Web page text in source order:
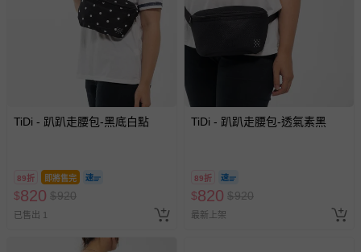
TiDi - 趴趴走腰包-黑底白點
89折 即將售完
$820 $920
已售出 1
TiDi - 趴趴走腰包-透氣素黑
89折
$820 $920
最新上架